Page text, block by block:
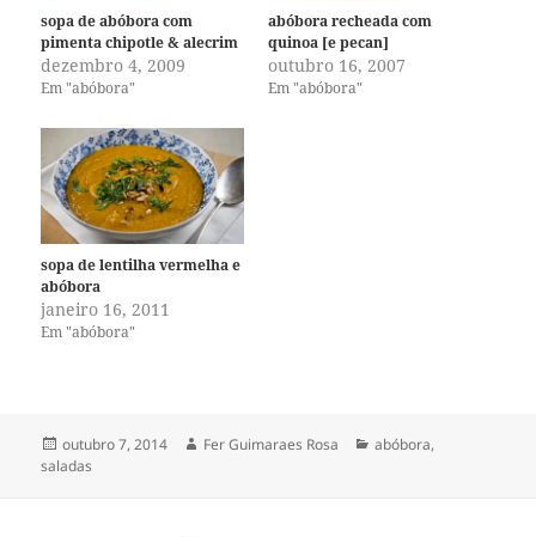
sopa de abóbora com
pimenta chipotle & alecrim
dezembro 4, 2009
Em "abóbora"
abóbora recheada com
quinoa [e pecan]
outubro 16, 2007
Em "abóbora"
sopa de lentilha vermelha e
abóbora
janeiro 16, 2011
Em "abóbora"
Publicado
em
outubro 7, 2014 Autor
Fer Guimaraes Rosa Categorias
abóbora,
saladas